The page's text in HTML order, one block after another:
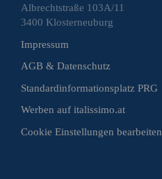
Albrechtstraße 103A/11
3400 Klosterneuburg
Impressum
AGB & Datenschutz
Standardinformationsplatz PRG
Werben auf italissimo.at
Cookie Einstellungen bearbeiten